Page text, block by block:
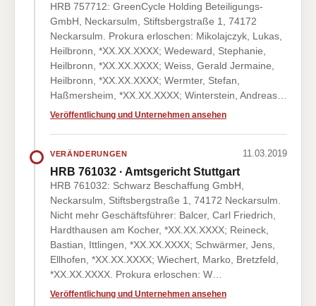
HRB 757712: GreenCycle Holding Beteiligungs-
GmbH, Neckarsulm, Stiftsbergstraße 1, 74172
Neckarsulm. Prokura erloschen: Mikolajczyk, Lukas,
Heilbronn, *XX.XX.XXXX; Wedeward, Stephanie,
Heilbronn, *XX.XX.XXXX; Weiss, Gerald Jermaine,
Heilbronn, *XX.XX.XXXX; Wermter, Stefan,
Haßmersheim, *XX.XX.XXXX; Winterstein, Andreas…
Veröffentlichung und Unternehmen ansehen
VERÄNDERUNGEN 11.03.2019
HRB 761032 · Amtsgericht Stuttgart
HRB 761032: Schwarz Beschaffung GmbH,
Neckarsulm, Stiftsbergstraße 1, 74172 Neckarsulm.
Nicht mehr Geschäftsführer: Balcer, Carl Friedrich,
Hardthausen am Kocher, *XX.XX.XXXX; Reineck,
Bastian, Ittlingen, *XX.XX.XXXX; Schwärmer, Jens,
Ellhofen, *XX.XX.XXXX; Wiechert, Marko, Bretzfeld,
*XX.XX.XXXX. Prokura erloschen: W…
Veröffentlichung und Unternehmen ansehen